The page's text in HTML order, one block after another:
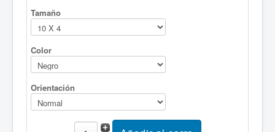
Tamaño
Color
Orientación